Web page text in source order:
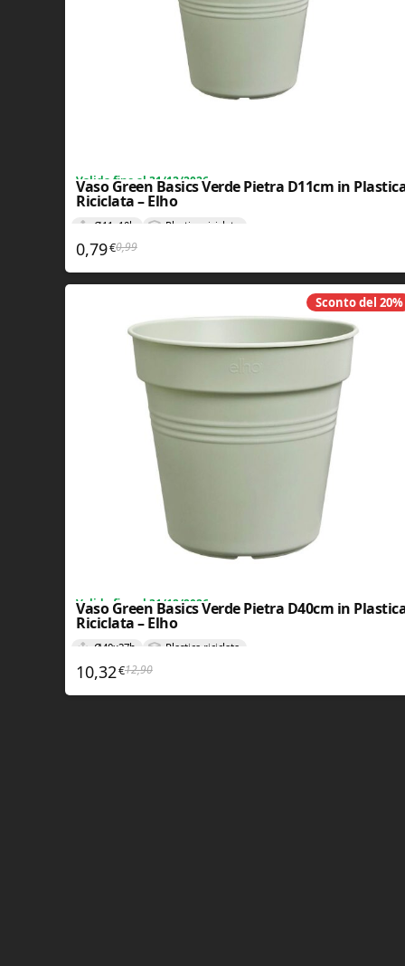
Valida fino al 31/12/2026
Vaso Green Basics Verde Pietra D11cm in
Riciclata – Elho
Ø11x10h Plastica riciclata
0,99Il prezzo originale era: 0,99€.
0,79€ Il prezzo attuale è: 0,79€.
Sconto del 20%
Valida fino al 31/12/2026
Vaso Green Basics Verde Pietra D40cm in
Riciclata – Elho
Ø40x37h Plastica riciclata
12,90Il prezzo originale era: 12,90€.
10,32€ Il prezzo attuale è: 10,32€.